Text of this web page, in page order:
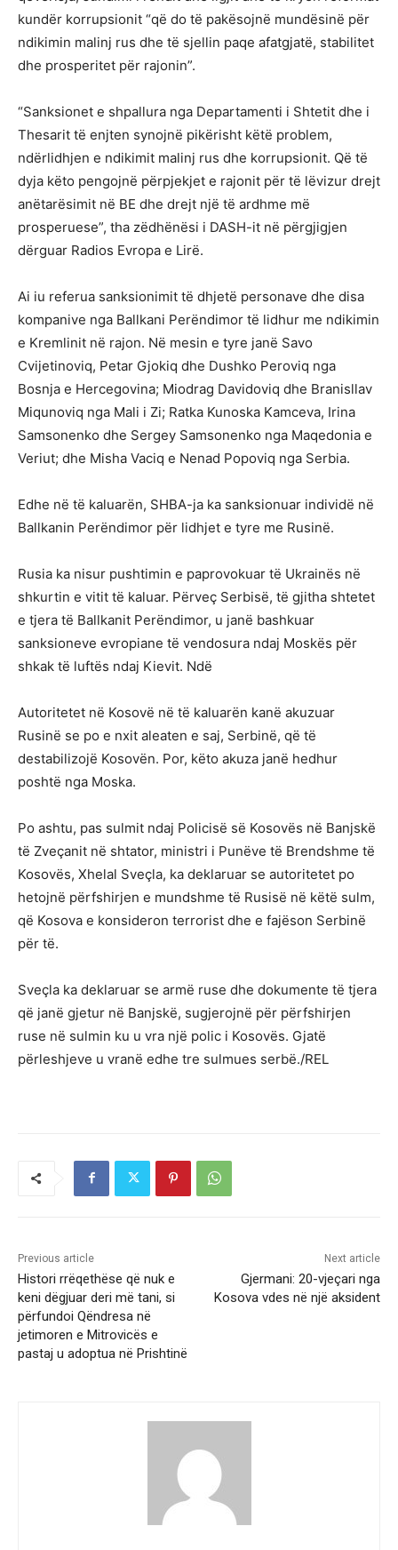
kundër korrupsionit “që do të pakësojnë mundësinë për
ndikimin malinj rus dhe të sjellin paqe afatgjatë, stabilitet
dhe prosperitet për rajonin”.
“Sanksionet e shpallura nga Departamenti i Shtetit dhe i
Thesarit të enjten synojnë pikërisht këtë problem,
ndërlidhjen e ndikimit malinj rus dhe korrupsionit. Që të
dyja këto pengojnë përpjekjet e rajonit për të lëvizur drejt
anëtarësimit në BE dhe drejt një të ardhme më
prosperuese”, tha zëdhënësi i DASH-it në përgjigjen
dërguar Radios Evropa e Lirë.
Ai iu referua sanksionimit të dhjetë personave dhe disa
kompanive nga Ballkani Perëndimor të lidhur me ndikimin
e Kremlinit në rajon. Në mesin e tyre janë Savo
Cvijetinoviq, Petar Gjokiq dhe Dushko Peroviq nga
Bosnja e Hercegovina; Miodrag Davidoviq dhe Branisllav
Miqunoviq nga Mali i Zi; Ratka Kunoska Kamceva, Irina
Samsonenko dhe Sergey Samsonenko nga Maqedonia e
Veriut; dhe Misha Vaciq e Nenad Popoviq nga Serbia.
Edhe në të kaluarën, SHBA-ja ka sanksionuar individë në
Ballkanin Perëndimor për lidhjet e tyre me Rusinë.
Rusia ka nisur pushtimin e paprovokuar të Ukrainës në
shkurtin e vitit të kaluar. Përveç Serbisë, të gjitha shtetet
e tjera të Ballkanit Perëndimor, u janë bashkuar
sanksioneve evropiane të vendosura ndaj Moskës për
shkak të luftës ndaj Kievit. Ndë
Autoritetet në Kosovë në të kaluarën kanë akuzuar
Rusinë se po e nxit aleaten e saj, Serbinë, që të
destabilizojë Kosovën. Por, këto akuza janë hedhur
poshtë nga Moska.
Po ashtu, pas sulmit ndaj Policisë së Kosovës në Banjskë
të Zveçanit në shtator, ministri i Punëve të Brendshme të
Kosovës, Xhelal Sveçla, ka deklaruar se autoritetet po
hetojnë përfshirjen e mundshme të Rusisë në këtë sulm,
që Kosova e konsideron terrorist dhe e fajëson Serbinë
për të.
Sveçla ka deklaruar se armë ruse dhe dokumente të tjera
që janë gjetur në Banjskë, sugjerojnë për përfshirjen
ruse në sulmin ku u vra një polic i Kosovës. Gjatë
përleshjeve u vranë edhe tre sulmues serbë./REL
Previous article
Histori rrëqethëse që nuk e
keni dëgjuar deri më tani, si
përfundoi Qëndresa në
jetimoren e Mitrovicës e
pastaj u adoptua në Prishtinë
Next article
Gjermani: 20-vjeçari nga
Kosova vdes në një aksident